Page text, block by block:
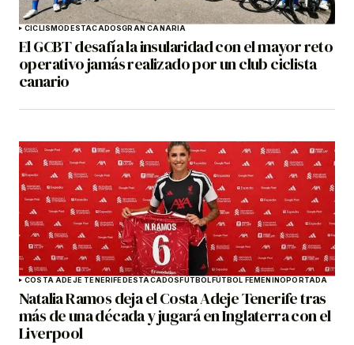
CICLISMODESTACADOSGRAN CANARIA
El GCBT desafía la insularidad con el mayor reto
operativo jamás realizado por un club ciclista
canario
COSTA ADEJE TENERIFEDESTACADOSFÚTBOLFÚTBOL FEMENINOPORTADA
Natalia Ramos deja el Costa Adeje Tenerife tras
más de una década y jugará en Inglaterra con el
Liverpool